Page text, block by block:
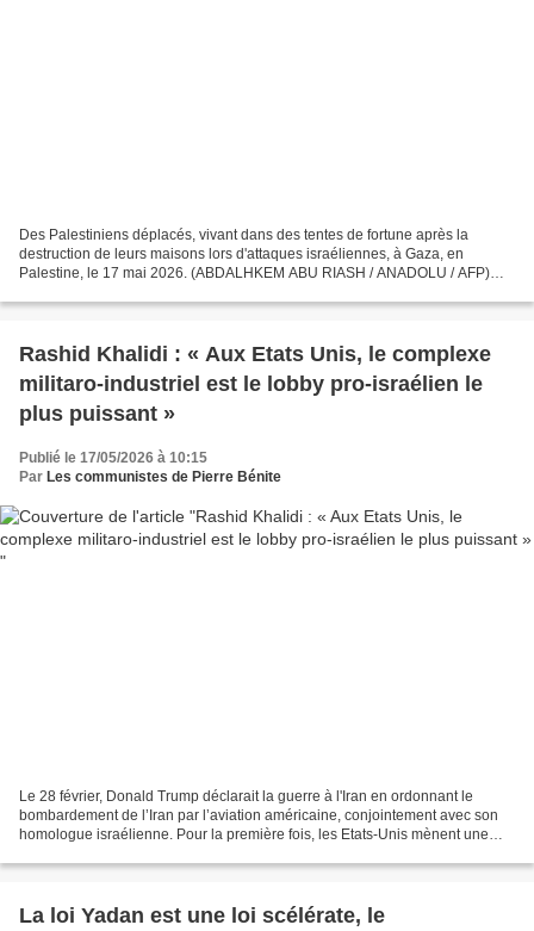
Des Palestiniens déplacés, vivant dans des tentes de fortune après la
destruction de leurs maisons lors d'attaques israéliennes, à Gaza, en
Palestine, le 17 mai 2026. (ABDALHKEM ABU RIASH / ANADOLU / AFP)
Rashid Khalidi : « Aux Etats Unis, le complexe
militaro-industriel est le lobby pro-israélien le
plus puissant »
Publié le 17/05/2026 à 10:15
Par Les communistes de Pierre Bénite
Le 28 février, Donald Trump déclarait la guerre à l'Iran en ordonnant le
bombardement de l’Iran par l’aviation américaine, conjointement avec son
homologue israélienne. Pour la première fois, les Etats-Unis mènent une
La loi Yadan est une loi scélérate, le